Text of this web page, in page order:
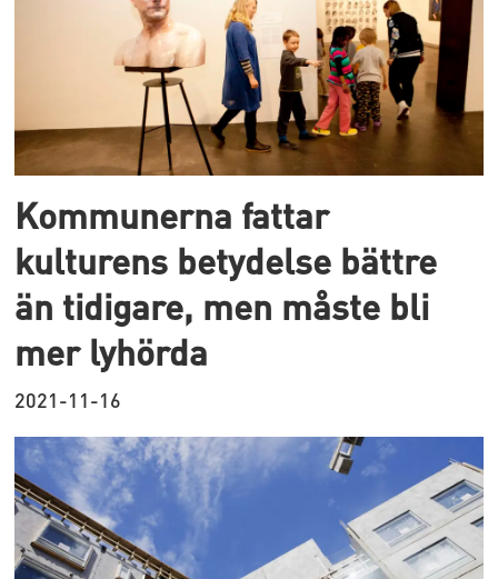
Kommunerna fattar
kulturens betydelse bättre
än tidigare, men måste bli
mer lyhörda
2021-11-16